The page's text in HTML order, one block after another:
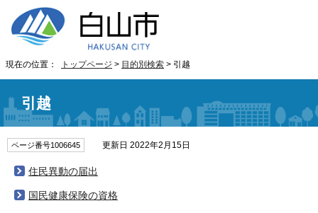
現在の位置： トップページ > 目的別検索 > 引越
引越
ページ番号1006645 更新日 2022年2月15日
住民異動の届出
国民健康保険の資格